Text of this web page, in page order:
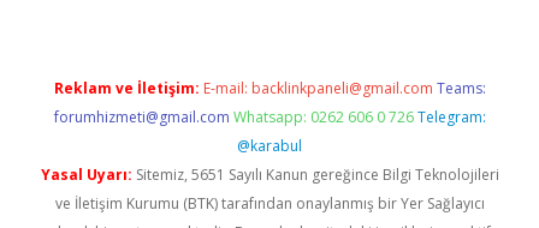
Reklam ve İletişim: E-mail: backlinkpaneli@gmail.com Teams:
forumhizmeti@gmail.com Whatsapp: 0262 606 0 726 Telegram:
@karabul
Yasal Uyarı: Sitemiz, 5651 Sayılı Kanun gereğince Bilgi Teknolojileri
ve İletişim Kurumu (BTK) tarafından onaylanmış bir Yer Sağlayıcı